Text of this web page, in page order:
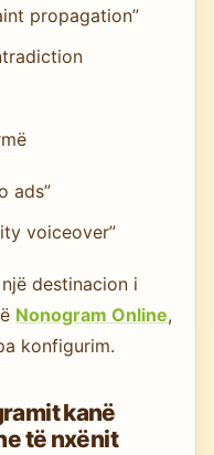
propagation”
ads”
voiceover”
destinacion i
Nonogram Online,
konfigurim.
kanë
të nxënit